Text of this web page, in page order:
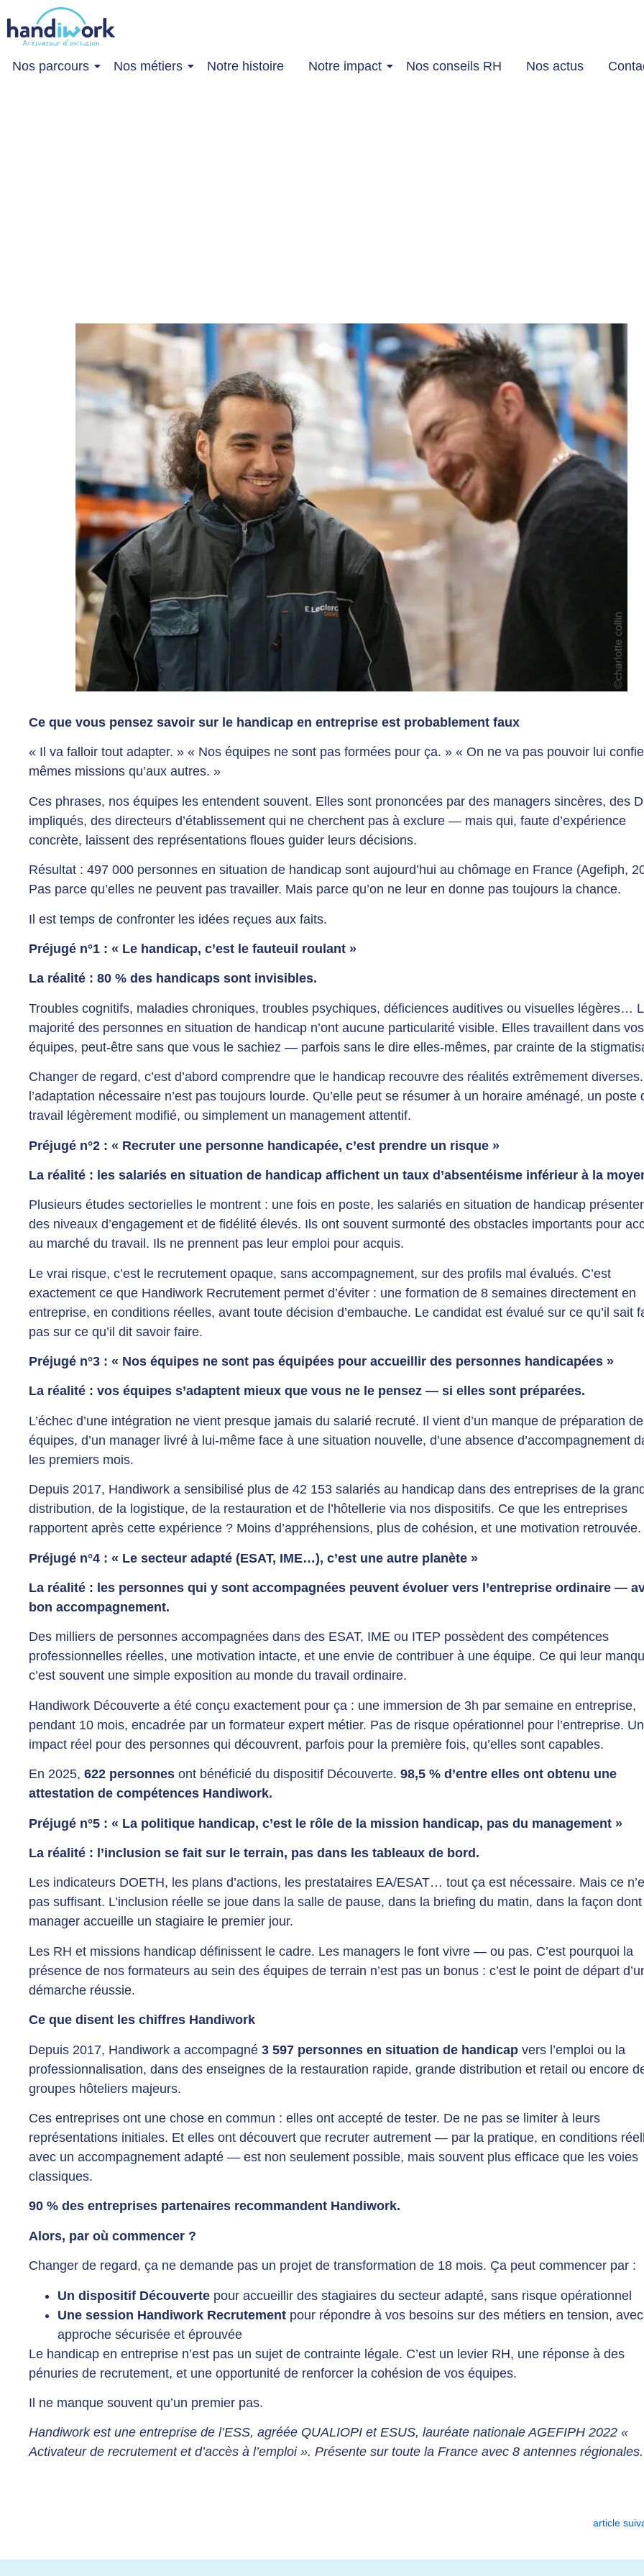
Nos parcours Nos métiers Notre histoire Notre impact Nos conseils RH Nos actus
Ce que vous pensez savoir sur le handicap en entreprise est probablement faux
« Il va falloir tout adapter. » « Nos équipes ne sont pas formées pour ça. » « On ne va pas pouvoir lui
mêmes missions qu’aux autres. »
Ces phrases, nos équipes les entendent souvent. Elles sont prononcées par des managers sincères, des
impliqués, des directeurs d’établissement qui ne cherchent pas à exclure — mais qui, faute d’expérience
concrète, laissent des représentations floues guider leurs décisions.
Résultat : 497 000 personnes en situation de handicap sont aujourd’hui au chômage en France (Agefiph,
Pas parce qu’elles ne peuvent pas travailler. Mais parce qu’on ne leur en donne pas toujours la chance.
Il est temps de confronter les idées reçues aux faits.
Préjugé n°1 : « Le handicap, c’est le fauteuil roulant »
La réalité : 80 % des handicaps sont invisibles.
Troubles cognitifs, maladies chroniques, troubles psychiques, déficiences auditives ou visuelles légères…
majorité des personnes en situation de handicap n’ont aucune particularité visible. Elles travaillent dans vos
équipes, peut-être sans que vous le sachiez — parfois sans le dire elles-mêmes, par crainte de la
Changer de regard, c’est d’abord comprendre que le handicap recouvre des réalités extrêmement
l’adaptation nécessaire n’est pas toujours lourde. Qu’elle peut se résumer à un horaire aménagé, un poste
travail légèrement modifié, ou simplement un management attentif.
Préjugé n°2 : « Recruter une personne handicapée, c’est prendre un risque »
La réalité : les salariés en situation de handicap affichent un taux d’absentéisme inférieur à la
Plusieurs études sectorielles le montrent : une fois en poste, les salariés en situation de handicap
des niveaux d’engagement et de fidélité élevés. Ils ont souvent surmonté des obstacles importants pour
au marché du travail. Ils ne prennent pas leur emploi pour acquis.
Le vrai risque, c’est le recrutement opaque, sans accompagnement, sur des profils mal évalués. C’est
exactement ce que Handiwork Recrutement permet d’éviter : une formation de 8 semaines directement en
entreprise, en conditions réelles, avant toute décision d’embauche. Le candidat est évalué sur ce qu’il sait
pas sur ce qu’il dit savoir faire.
Préjugé n°3 : « Nos équipes ne sont pas équipées pour accueillir des personnes handicapées »
La réalité : vos équipes s’adaptent mieux que vous ne le pensez — si elles sont préparées.
L’échec d’une intégration ne vient presque jamais du salarié recruté. Il vient d’un manque de préparation
équipes, d’un manager livré à lui-même face à une situation nouvelle, d’une absence d’accompagnement
les premiers mois.
Depuis 2017, Handiwork a sensibilisé plus de 42 153 salariés au handicap dans des entreprises de la
distribution, de la logistique, de la restauration et de l’hôtellerie via nos dispositifs. Ce que les entreprises
rapportent après cette expérience ? Moins d’appréhensions, plus de cohésion, et une motivation retrouvée.
Préjugé n°4 : « Le secteur adapté (ESAT, IME…), c’est une autre planète »
La réalité : les personnes qui y sont accompagnées peuvent évoluer vers l’entreprise ordinaire —
bon accompagnement.
Des milliers de personnes accompagnées dans des ESAT, IME ou ITEP possèdent des compétences
professionnelles réelles, une motivation intacte, et une envie de contribuer à une équipe. Ce qui leur
c’est souvent une simple exposition au monde du travail ordinaire.
Handiwork Découverte a été conçu exactement pour ça : une immersion de 3h par semaine en entreprise,
pendant 10 mois, encadrée par un formateur expert métier. Pas de risque opérationnel pour l’entreprise. Un
impact réel pour des personnes qui découvrent, parfois pour la première fois, qu’elles sont capables.
En 2025, 622 personnes ont bénéficié du dispositif Découverte. 98,5 % d’entre elles ont obtenu une
attestation de compétences Handiwork.
Préjugé n°5 : « La politique handicap, c’est le rôle de la mission handicap, pas du management »
La réalité : l’inclusion se fait sur le terrain, pas dans les tableaux de bord.
Les indicateurs DOETH, les plans d’actions, les prestataires EA/ESAT… tout ça est nécessaire. Mais ce
pas suffisant. L’inclusion réelle se joue dans la salle de pause, dans la briefing du matin, dans la façon dont
manager accueille un stagiaire le premier jour.
Les RH et missions handicap définissent le cadre. Les managers le font vivre — ou pas. C’est pourquoi la
présence de nos formateurs au sein des équipes de terrain n’est pas un bonus : c’est le point de départ
démarche réussie.
Ce que disent les chiffres Handiwork
Depuis 2017, Handiwork a accompagné 3 597 personnes en situation de handicap vers l’emploi ou la
professionnalisation, dans des enseignes de la restauration rapide, grande distribution et retail ou encore
groupes hôteliers majeurs.
Ces entreprises ont une chose en commun : elles ont accepté de tester. De ne pas se limiter à leurs
représentations initiales. Et elles ont découvert que recruter autrement — par la pratique, en conditions
avec un accompagnement adapté — est non seulement possible, mais souvent plus efficace que les voies
classiques.
90 % des entreprises partenaires recommandent Handiwork.
Alors, par où commencer ?
Changer de regard, ça ne demande pas un projet de transformation de 18 mois. Ça peut commencer par :
Un dispositif Découverte pour accueillir des stagiaires du secteur adapté, sans risque opérationnel
Une session Handiwork Recrutement pour répondre à vos besoins sur des métiers en tension,
approche sécurisée et éprouvée
Le handicap en entreprise n’est pas un sujet de contrainte légale. C’est un levier RH, une réponse à des
pénuries de recrutement, et une opportunité de renforcer la cohésion de vos équipes.
Il ne manque souvent qu’un premier pas.
Handiwork est une entreprise de l’ESS, agréée QUALIOPI et ESUS, lauréate nationale AGEFIPH 2022 «
Activateur de recrutement et d’accès à l’emploi ». Présente sur toute la France avec 8 antennes régionales.
article